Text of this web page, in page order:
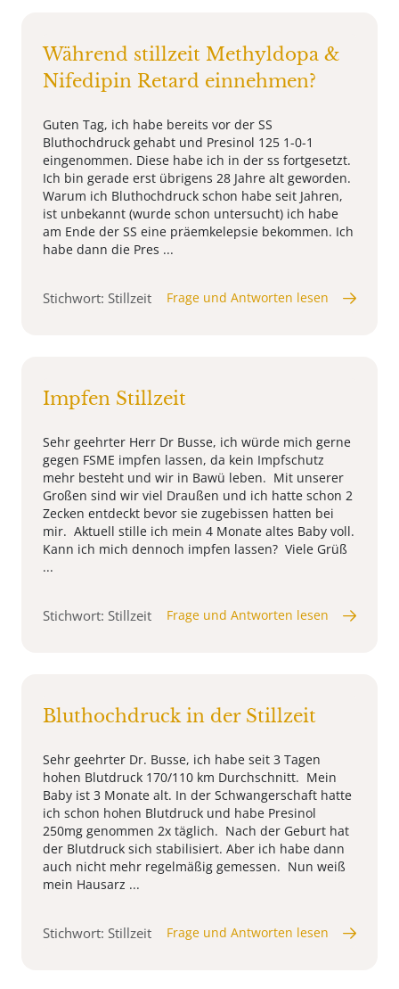
Während stillzeit Methyldopa &
Nifedipin Retard einnehmen?
Guten Tag, ich habe bereits vor der SS
Bluthochdruck gehabt und Presinol 125 1-0-1
eingenommen. Diese habe ich in der ss fortgesetzt.
Ich bin gerade erst übrigens 28 Jahre alt geworden.
Warum ich Bluthochdruck schon habe seit Jahren,
ist unbekannt (wurde schon untersucht) ich habe
am Ende der SS eine präemkelepsie bekommen. Ich
habe dann die Pres ...
Stichwort: Stillzeit Frage und Antworten lesen
Impfen Stillzeit
Sehr geehrter Herr Dr Busse, ich würde mich gerne
gegen FSME impfen lassen, da kein Impfschutz
mehr besteht und wir in Bawü leben. Mit unserer
Großen sind wir viel Draußen und ich hatte schon 2
Zecken entdeckt bevor sie zugebissen hatten bei
mir. Aktuell stille ich mein 4 Monate altes Baby voll.
Kann ich mich dennoch impfen lassen? Viele Grüß
...
Stichwort: Stillzeit Frage und Antworten lesen
Bluthochdruck in der Stillzeit
Sehr geehrter Dr. Busse, ich habe seit 3 Tagen
hohen Blutdruck 170/110 km Durchschnitt. Mein
Baby ist 3 Monate alt. In der Schwangerschaft hatte
ich schon hohen Blutdruck und habe Presinol
250mg genommen 2x täglich. Nach der Geburt hat
der Blutdruck sich stabilisiert. Aber ich habe dann
auch nicht mehr regelmäßig gemessen. Nun weiß
mein Hausarz ...
Stichwort: Stillzeit Frage und Antworten lesen